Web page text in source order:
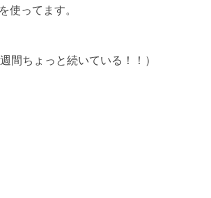
使ってます。
間ちょっと続いている！！）